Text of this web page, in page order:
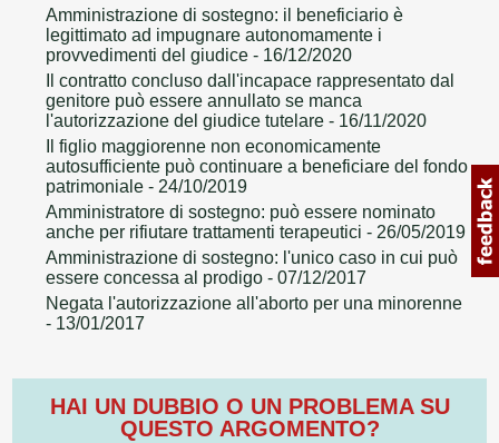
Amministrazione di sostegno: il beneficiario è
legittimato ad impugnare autonomamente i
provvedimenti del giudice - 16/12/2020
Il contratto concluso dall'incapace rappresentato dal
genitore può essere annullato se manca
l'autorizzazione del giudice tutelare - 16/11/2020
Il figlio maggiorenne non economicamente
autosufficiente può continuare a beneficiare del fondo
patrimoniale - 24/10/2019
Amministratore di sostegno: può essere nominato
anche per rifiutare trattamenti terapeutici - 26/05/2019
Amministrazione di sostegno: l'unico caso in cui può
essere concessa al prodigo - 07/12/2017
Negata l'autorizzazione all'aborto per una minorenne
- 13/01/2017
HAI UN DUBBIO O UN PROBLEMA SU
QUESTO ARGOMENTO?